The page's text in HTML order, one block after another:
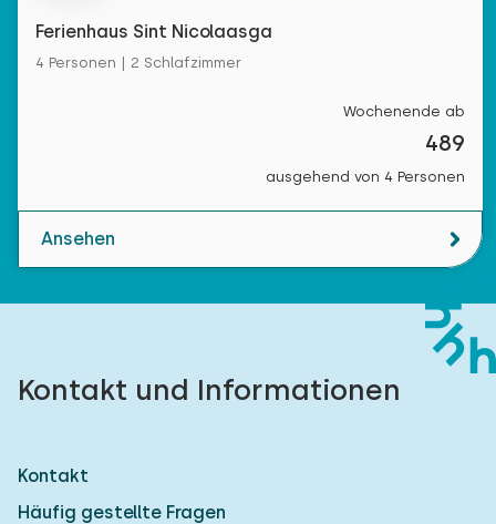
Ferienhaus Sint Nicolaasga
4 Personen | 2 Schlafzimmer
Wochenende ab
489
ausgehend von 4 Personen
Ansehen
Kontakt und Informationen
Kontakt
Häufig gestellte Fragen